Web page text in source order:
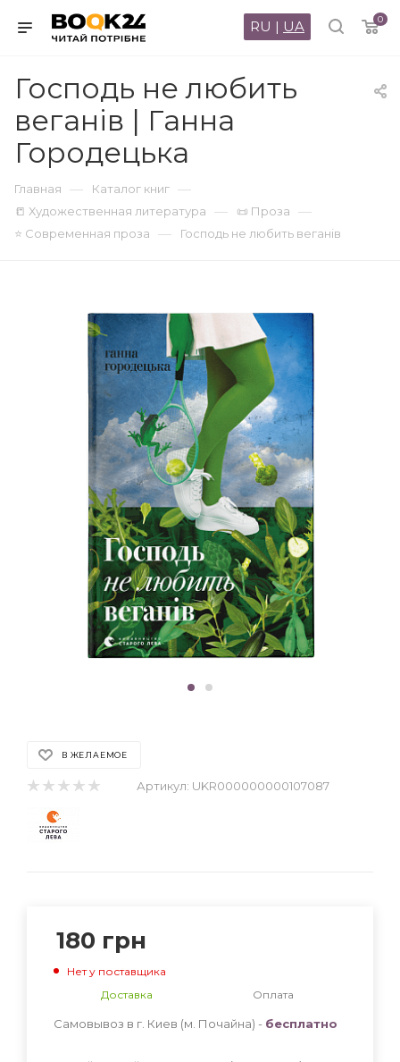
0
RU | UA
Господь не любить
веганів | Ганна
Городецька
Главная — Каталог книг —
📒 Художественная литература — 📜 Проза —
⭐ Современная проза — Господь не любить веганів
В ЖЕЛАЕМОЕ
Артикул: UKR000000000107087
180 грн
Нет у поставщика
Доставка
Оплата
Самовывоз в г. Киев (м. Почайна) - бесплатно